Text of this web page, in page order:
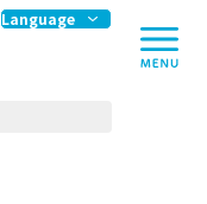
Language